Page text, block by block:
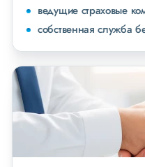
ведущие страховые
собственная служба